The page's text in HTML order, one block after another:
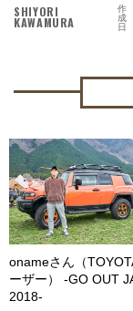
SHIYORI
KAWAMURA
作
成
日
onameさん（
ーザー） -GO OUT
2018-